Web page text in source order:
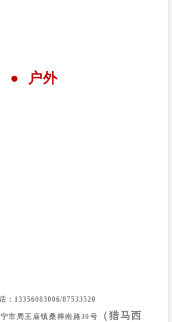
● 户外
： 13356083006/87533520
市周王庙镇桑梓南路30号
（猎马西